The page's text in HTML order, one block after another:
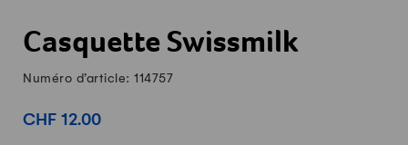
Casquette Swissmilk
Numéro d’article: 114757
CHF 12.00